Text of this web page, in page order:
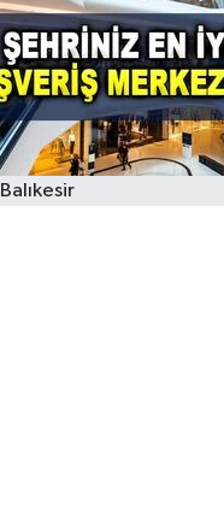
Balıkesir